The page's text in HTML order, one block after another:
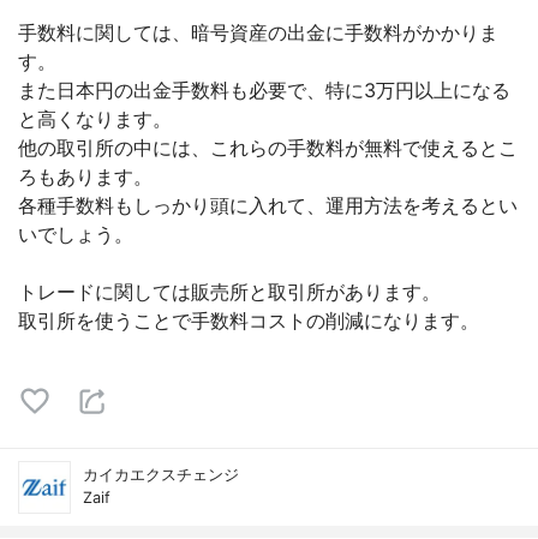
手数料に関しては、暗号資産の出金に手数料がかかりま
す。
また日本円の出金手数料も必要で、特に3万円以上になる
と高くなります。
他の取引所の中には、これらの手数料が無料で使えるとこ
ろもあります。
各種手数料もしっかり頭に入れて、運用方法を考えるとい
いでしょう。
トレードに関しては販売所と取引所があります。
取引所を使うことで手数料コストの削減になります。
カイカエクスチェンジ
Zaif